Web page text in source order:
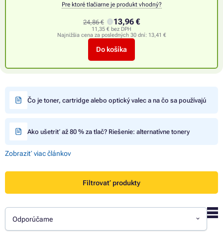
Pre ktoré tlačiarne je produkt vhodný?
24,86 € 13,96 €
11,35 € bez DPH
Najnižšia cena za posledných 30 dní: 13,41 €
Do košíka
Čo je toner, cartridge alebo optický valec a na čo sa používajú
Ako ušetriť až 80 % za tlač? Riešenie: alternatívne tonery
Zobraziť viac článkov
Filtrovať produkty
Odporúčame